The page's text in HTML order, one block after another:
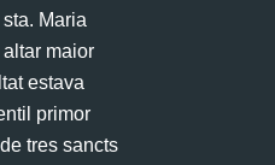
Maria
maior
estava
primor
tres sancts